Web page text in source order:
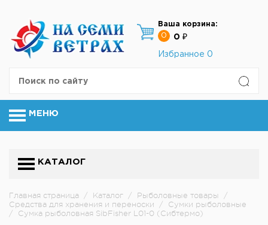
Ваша корзина:
0
0 ₽
Избранное 0
МЕНЮ
КАТАЛОГ
Главная страница / Каталог / Рыболовные товары
/
Средства для хранения и переноски
/
Сумки рыболовные
/
Сумка рыболовная SibFisher L01-0 (Сибтермо)